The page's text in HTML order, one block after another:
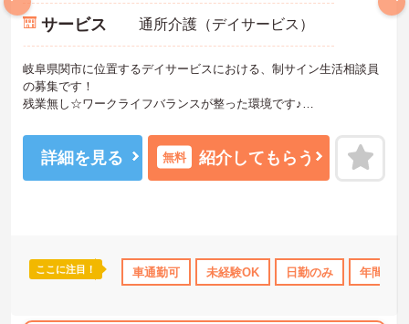
託児所・育児補助 日勤のみ 高収入 社会保険完備
サービス 通所介護（デイサービス）
岐阜県関市に位置するデイサービスにおける、制サイン生活相談員
の募集です！
残業無し☆ワークライフバランスが整った環境です♪
たしますのでお気軽にご相談ください。
詳細を見る 無料 紹介してもらう
ここに注目！ 車通勤可 未経験OK 日勤のみ 年間休